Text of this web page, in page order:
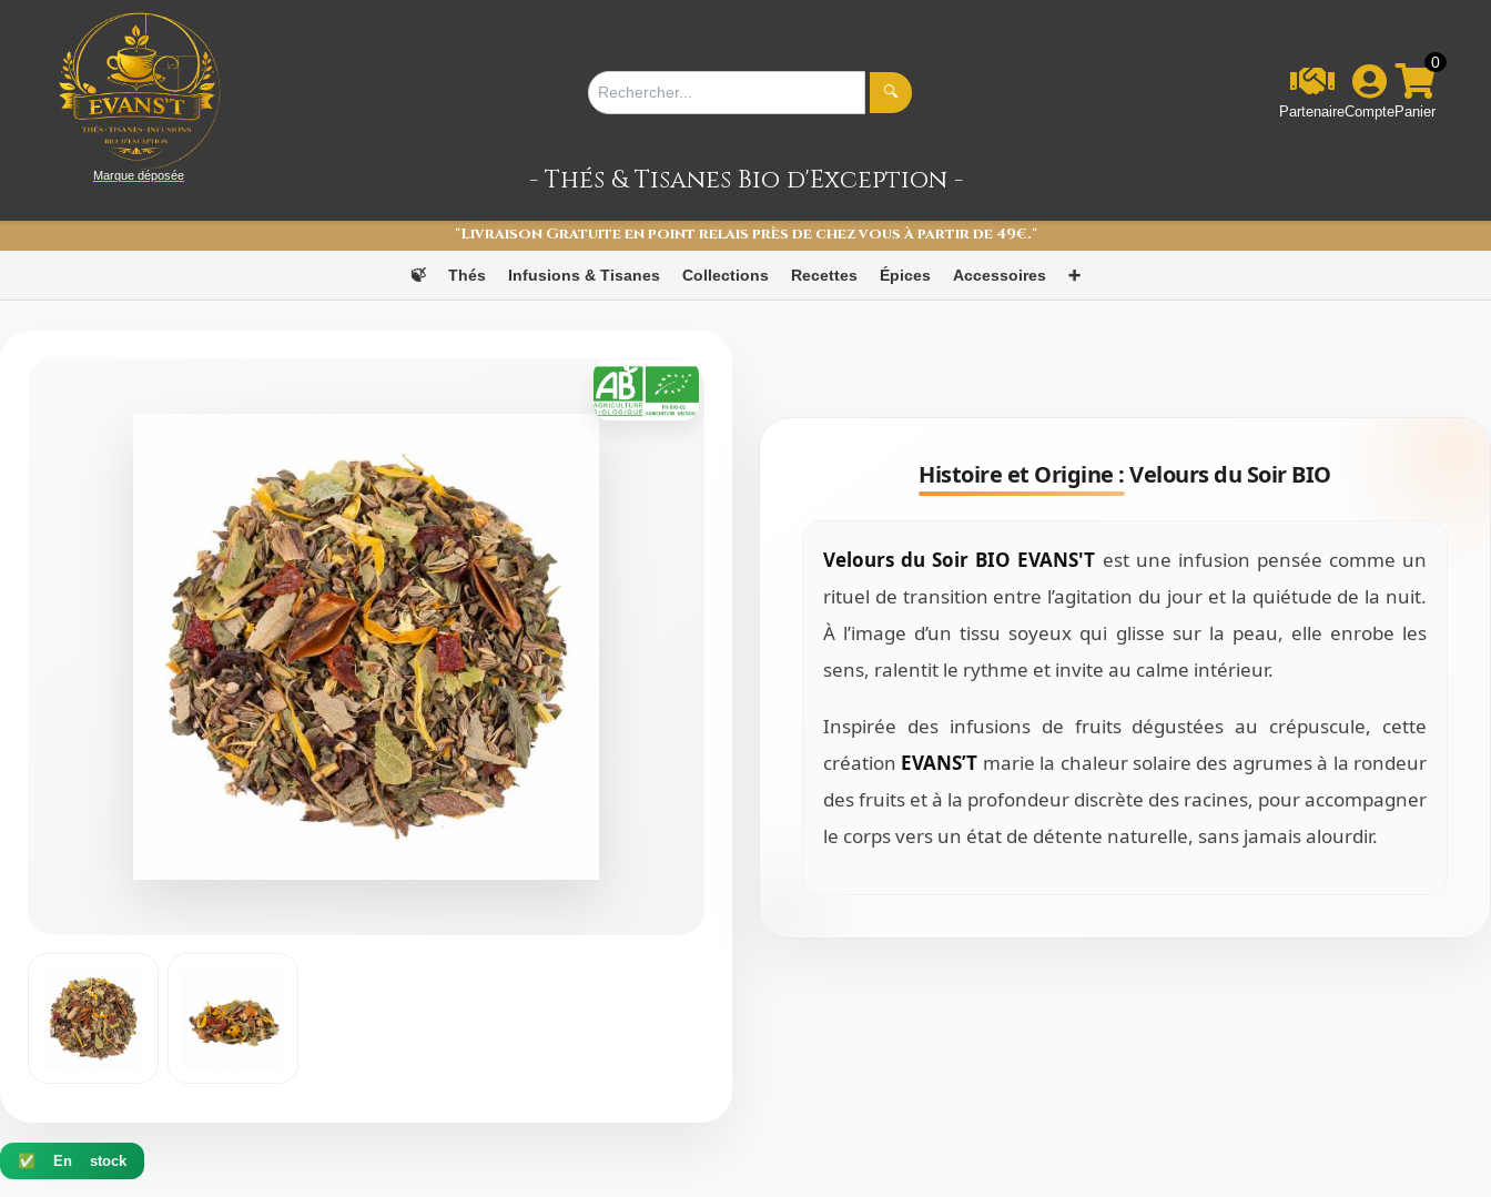
Marque déposée
🔍
PartenaireCompte
0
Panier
- Thés & Tisanes Bio d'Exception -
"Livraison Gratuite en point relais près de chez vous à partir de 49€."
🍃 Thés Infusions & Tisanes Collections Recettes Épices Accessoires ➕
✅ En stock
Histoire et Origine :Velours du Soir BIO
Velours du Soir BIO EVANS'T est une infusion pensée comme un
rituel de transition entre l’agitation du jour et la quiétude de la nuit.
À l’image d’un tissu soyeux qui glisse sur la peau, elle enrobe les
sens, ralentit le rythme et invite au calme intérieur.
Inspirée des infusions de fruits dégustées au crépuscule, cette
création EVANS’T marie la chaleur solaire des agrumes à la rondeur
des fruits et à la profondeur discrète des racines, pour accompagner
le corps vers un état de détente naturelle, sans jamais alourdir.